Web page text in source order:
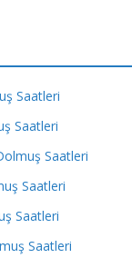
Saatleri
Saatleri
Saatleri
Saatleri
Saatleri
Saatleri